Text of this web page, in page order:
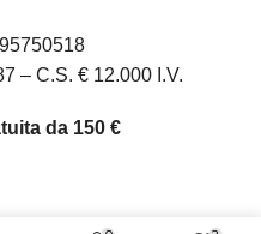
– C.S. € 12.000 I.V.
da 150 €